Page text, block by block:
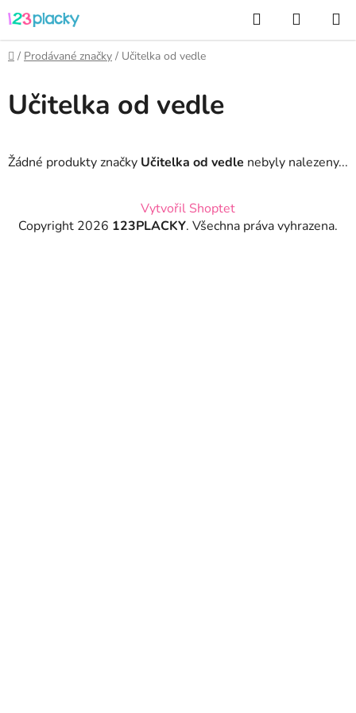
na
obsah
Hledat
KOŠÍK
Domů
/ Prodávané značky / Učitelka od vedle
Učitelka od vedle
Žádné produkty značky Učitelka od vedle nebyly nalezeny...
Vytvořil Shoptet
Copyright 2026 123PLACKY. Všechna práva vyhrazena.